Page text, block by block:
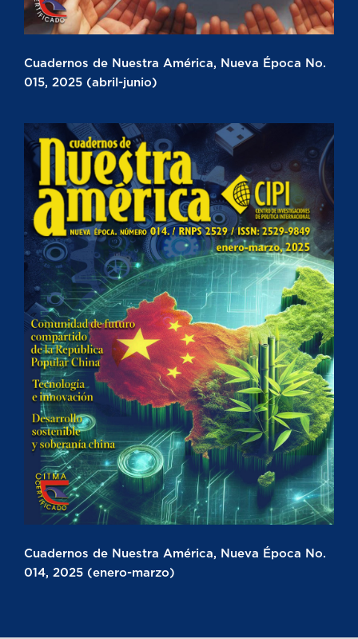
Cuadernos de Nuestra América, Nueva Época No.
015, 2025 (abril-junio)
Cuadernos de Nuestra América, Nueva Época No.
014, 2025 (enero-marzo)